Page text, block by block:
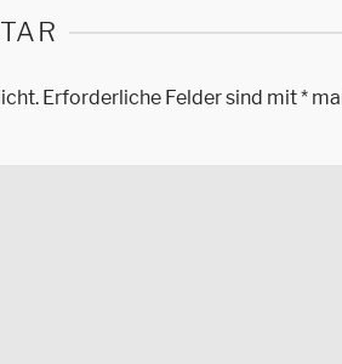
Erforderliche Felder sind mit*